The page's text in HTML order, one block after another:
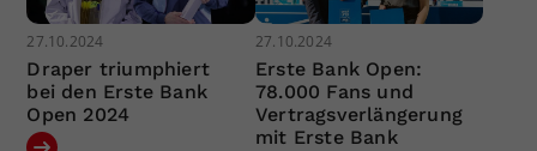
27.10.2024
Draper triumphiert
bei den Erste Bank
Open 2024
27.10.2024
Erste Bank Open:
78.000 Fans und
Vertragsverlängerung
mit Erste Bank